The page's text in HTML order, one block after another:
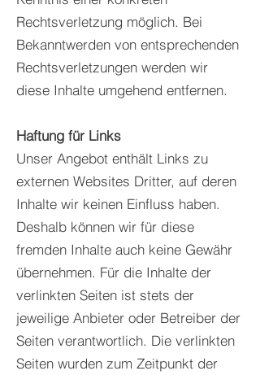
Rechtsverletzung möglich. Bei
Bekanntwerden von entsprechenden
Rechtsverletzungen werden wir
diese Inhalte umgehend entfernen.
Haftung für Links
Unser Angebot enthält Links zu
externen Websites Dritter, auf deren
Inhalte wir keinen Einfluss haben.
Deshalb können wir für diese
fremden Inhalte auch keine Gewähr
übernehmen. Für die Inhalte der
verlinkten Seiten ist stets der
jeweilige Anbieter oder Betreiber der
Seiten verantwortlich. Die verlinkten
Seiten wurden zum Zeitpunkt der